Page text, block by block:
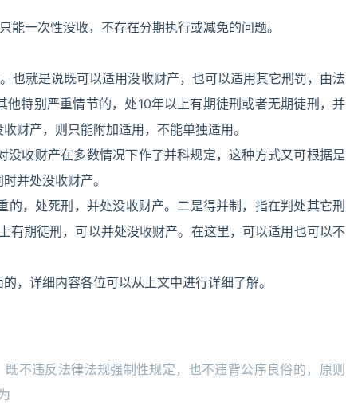
一次性没收，不存在分期执行或减免的问题。
也就是说既可以适用没收财产，也可以适用其它刑罚，由法
特别严重情节的，处10年以上有期徒刑或者无期徒刑，并
财产，则只能附加适用，不能单独适用。
收财产在多数情况下作了并科规定，这种方式又可根据是
并处没收财产。
，处死刑，并处没收财产。二是得并制，指在判处其它刑
期徒刑，可以并处没收财产。在这里，可以适用也可以不
，详细内容各位可以从上文中进行详细了解。
不违反法律法规强制性规定，也不违背公序良俗的，原则